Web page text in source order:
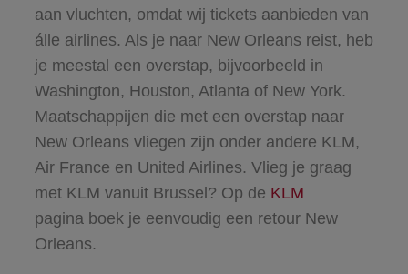
aan vluchten, omdat wij tickets aanbieden van
álle airlines. Als je naar New Orleans reist, heb
je meestal een overstap, bijvoorbeeld in
Washington, Houston, Atlanta of New York.
Maatschappijen die met een overstap naar
New Orleans vliegen zijn onder andere KLM,
Air France en United Airlines. Vlieg je graag
met KLM vanuit Brussel? Op de KLM
pagina boek je eenvoudig een retour New
Orleans.